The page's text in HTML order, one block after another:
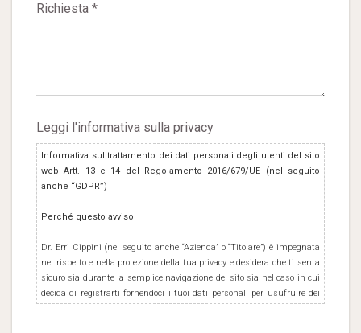
Richiesta *
Leggi l'informativa sulla privacy
Informativa sul trattamento dei dati personali degli utenti del sito
web Artt. 13 e 14 del Regolamento 2016/679/UE (nel seguito
anche “GDPR”)
Perché questo avviso
Dr. Erri Cippini (nel seguito anche “Azienda” o “Titolare”) è impegnata
nel rispetto e nella protezione della tua privacy e desidera che ti senta
sicuro sia durante la semplice navigazione del sito sia nel caso in cui
decida di registrarti fornendoci i tuoi dati personali per usufruire dei